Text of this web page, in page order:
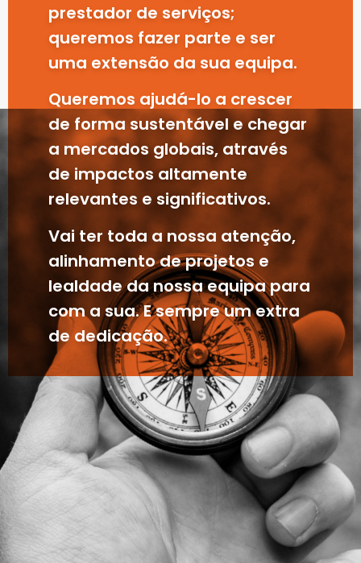
prestador de serviços;
queremos fazer parte e ser
uma extensão da sua equipa.
Queremos ajudá-lo a crescer
de forma sustentável e chegar
a mercados globais, através
de impactos altamente
relevantes e significativos.
Vai ter toda a nossa atenção,
alinhamento de projetos e
lealdade da nossa equipa para
com a sua. E sempre um extra
de dedicação.